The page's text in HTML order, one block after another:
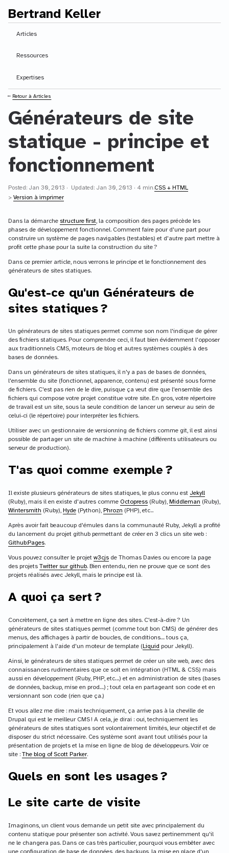
Contenu principal
Bertrand Keller
Articles
Ressources
Expertises
⭠ Retour à Articles
Générateurs de site
statique - principe et
fonctionnement
Posted: Jan 30, 2013 · Updated: Jan 30, 2013 · 4 min.CSS + HTML
> Version à imprimer
Dans la démarche structure first, la composition des pages précède les
phases de développement fonctionnel. Comment faire pour d'une part pour
construire un système de pages navigables (testables) et d'autre part mettre à
profit cette phase pour la suite la construction du site ?
Dans ce premier article, nous verrons le principe et le fonctionnement des
générateurs de sites statiques.
Qu'est-ce qu'un Générateurs de
sites statiques ?
Un générateurs de sites statiques permet comme son nom l'indique de gérer
des fichiers statiques. Pour comprendre ceci, il faut bien évidemment l'opposer
aux traditionnels CMS, moteurs de blog et autres systèmes couplés à des
bases de données.
Dans un générateurs de sites statiques, il n'y a pas de bases de données,
l'ensemble du site (fonctionnel, apparence, contenu) est présenté sous forme
de fichiers. C'est pas rien de le dire, puisque ça veut dire que l'ensemble des
fichiers qui compose votre projet constitue votre site. En gros, votre répertoire
de travail est un site, sous la seule condition de lancer un serveur au sein de
celui-ci (le répertoire) pour interpréter les fichiers.
Utiliser avec un gestionnaire de versionning de fichiers comme git, il est ainsi
possible de partager un site de machine à machine (différents utilisateurs ou
serveur de production).
T'as quoi comme exemple ?
Il existe plusieurs générateurs de sites statiques, le plus connu est Jekyll
(Ruby), mais il en existe d'autres comme Octopress (Ruby), Middleman (Ruby),
Wintersmith (Ruby), Hyde (Python), Phrozn (PHP), etc...
Après avoir fait beaucoup d'émules dans la communauté Ruby, Jekyll a profité
du lancement du projet github permettant de créer en 3 clics un site web :
Github:Pages.
Vous pouvez consulter le projet w3cjs de Thomas Davies ou encore la page
des projets Twitter sur github. Bien entendu, rien ne prouve que ce sont des
projets réalisés avec Jekyll, mais le principe est là.
A quoi ça sert ?
Concrètement, ça sert à mettre en ligne des sites. C'est-à-dire ? Un
générateurs de sites statiques permet (comme tout bon CMS) de générer des
menus, des affichages à partir de boucles, de conditions… tous ça,
principalement à l'aide d'un moteur de template (Liquid pour Jekyll).
Ainsi, le générateurs de sites statiques permet de créer un site web, avec des
connaissances rudimentaires que ce soit en intégration (HTML & CSS) mais
aussi en développement (Ruby, PHP, etc…) et en administration de sites (bases
de données, backup, mise en prod…) ; tout cela en partageant son code et en
versionnant son code (rien que ça.)
Et vous allez me dire : mais techniquement, ça arrive pas à la cheville de
Drupal qui est le meilleur CMS ! A cela, je dirai : oui, techniquement les
générateurs de sites statiques sont volontairement limités, leur objectif et de
disposer du strict nécessaire. Ces système sont avant tout utilisés pour la
présentation de projets et la mise en ligne de blog de développeurs. Voir ce
site : The blog of Scott Parker.
Quels en sont les usages ?
Le site carte de visite
Imaginons, un client vous demande un petit site avec principalement du
contenu statique pour présenter son activité. Vous savez pertinemment qu'il
ne le changera pas. Dans ce cas très particulier, pourquoi vous embêter avec
une configuration de base de données, des backups, la mise en place d'un